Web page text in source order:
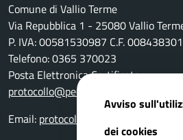
Comune di Vallio Terme
Via Repubblica 1 - 25080 Vallio
P. IVA: 00581530987 C.F.
Telefono: 0365 370023
Posta Elettronica Certificata:
Email:
Avviso
dei cookies